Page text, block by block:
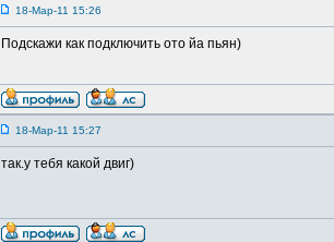
18-Мар-11 15:26
Подскажи как подключить ото йа пьян)
18-Мар-11 15:27
так.у тебя какой двиг)